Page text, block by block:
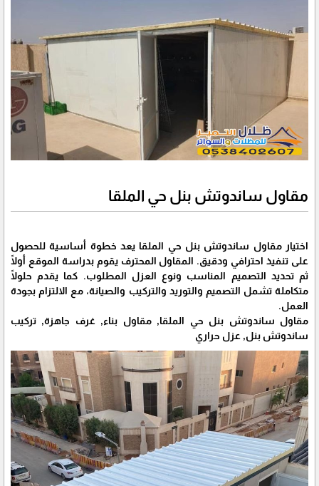
مقاول ساندوتش بنل حي الملقا
اختيار مقاول ساندوتش بنل حي الملقا يعد خطوة أساسية للحصول
على تنفيذ احترافي ودقيق. المقاول المحترف يقوم بدراسة الموقع أولًا
ثم تحديد التصميم المناسب ونوع العزل المطلوب. كما يقدم حلولًا
متكاملة تشمل التصميم والتوريد والتركيب والصيانة، مع الالتزام بجودة
العمل.
مقاول ساندوتش بنل حي الملقا, مقاول بناء, غرف جاهزة, تركيب
ساندوتش بنل, عزل حراري